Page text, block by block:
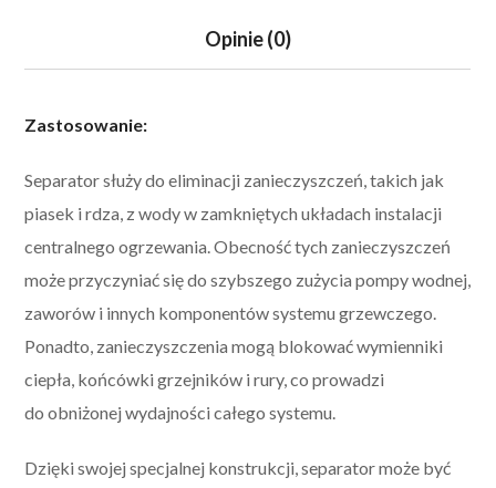
Opinie (0)
Zastosowanie:
Separator służy do eliminacji zanieczyszczeń, takich jak
piasek i rdza, z wody w zamkniętych układach instalacji
centralnego ogrzewania. Obecność tych zanieczyszczeń
może przyczyniać się do szybszego zużycia pompy wodnej,
zaworów i innych komponentów systemu grzewczego.
Ponadto, zanieczyszczenia mogą blokować wymienniki
ciepła, końcówki grzejników i rury, co prowadzi
do obniżonej wydajności całego systemu.
Dzięki swojej specjalnej konstrukcji, separator może być